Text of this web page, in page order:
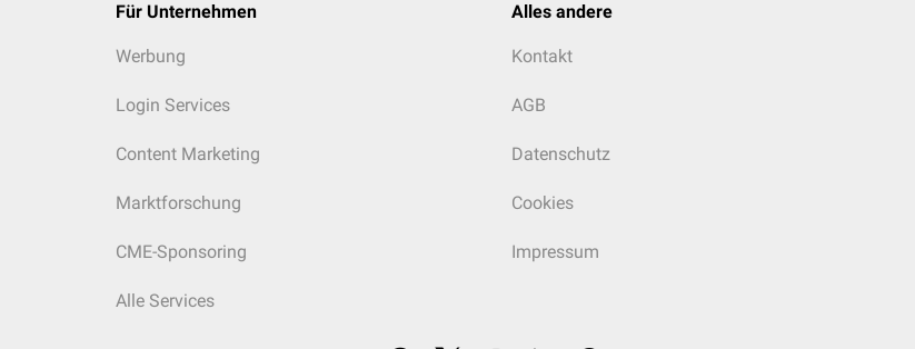
Für Unternehmen
Werbung
Login Services
Content Marketing
Marktforschung
CME-Sponsoring
Alle Services
Alles andere
Kontakt
AGB
Datenschutz
Cookies
Impressum